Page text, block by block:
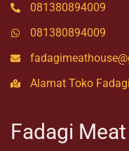
081380894009
081380894009
Alamat Toko
Fadagi